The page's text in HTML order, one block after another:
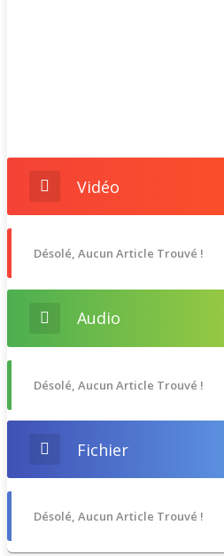
Vidéo
Désolé, Aucun Article Trouvé !
Audio
Désolé, Aucun Article Trouvé !
Fichier
Désolé, Aucun Article Trouvé !